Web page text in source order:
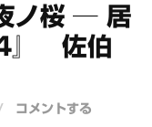
ノ桜 ─ 居
』 佐伯
コメントする